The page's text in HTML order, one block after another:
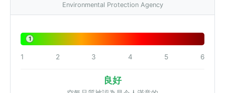
Environmental Protection Agency
1
1 2 3 4 5 6
良好